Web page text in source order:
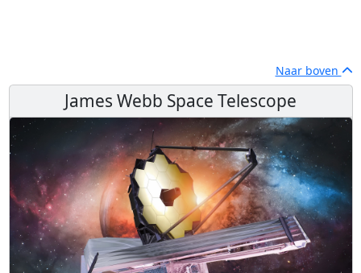
Naar boven
James Webb Space Telescope